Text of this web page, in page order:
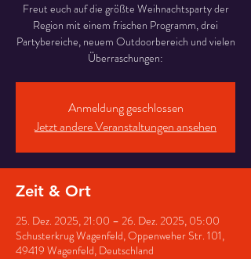
Freut euch auf die größte Weihnachtsparty der
Region mit einem frischen Programm, drei
Partybereiche, neuem Outdoorbereich und vielen
Überraschungen:
Anmeldung geschlossen
Jetzt andere Veranstaltungen ansehen
Zeit & Ort
25. Dez. 2025, 21:00 – 26. Dez. 2025, 05:00
Schusterkrug Wagenfeld, Oppenweher Str. 101,
49419 Wagenfeld, Deutschland